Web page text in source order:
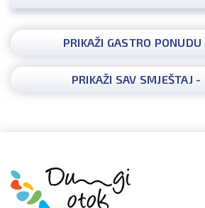
PRIKAŽI GASTRO
PRIKAŽI SAV SMJEŠTAJ -